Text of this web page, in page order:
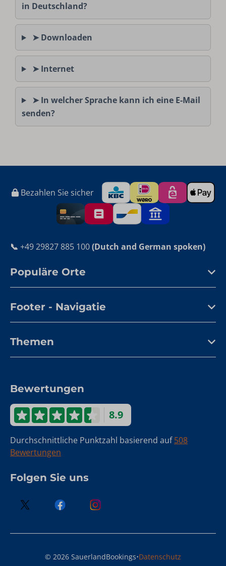
in Deutschland?
➤ Downloaden
➤ Internet
➤ In welcher Sprache kann ich eine E-Mail
senden?
Bezahlen Sie sicher
📞 +49 29827 885 100(Dutch and German spoken)
Populäre Orte
Footer - Navigatie
Themen
Bewertungen
8.9
Durchschnittliche Punktzahl basierend auf508
Bewertungen
Folgen Sie uns
© 2026 SauerlandBookings·Datenschutz